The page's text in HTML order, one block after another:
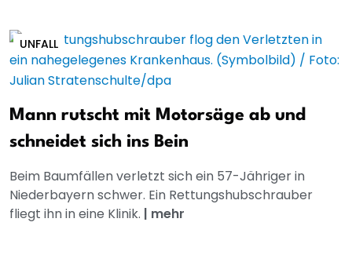
UNFALL
Mann rutscht mit Motorsäge ab und
schneidet sich ins Bein
Beim Baumfällen verletzt sich ein 57-Jähriger in
Niederbayern schwer. Ein Rettungshubschrauber
fliegt ihn in eine Klinik. | mehr